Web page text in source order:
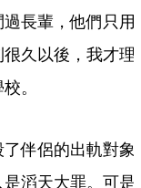
長輩，他們只用
久以後，我才理
。
伴侶的出軌對象
滔天大罪。可是